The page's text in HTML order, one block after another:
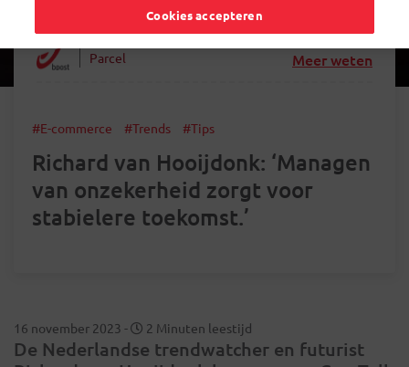
Parcel Meer weten
#E-commerce #Trends #Tips
Richard van Hooijdonk: ‘Managen
van onzekerheid zorgt voor
stabielere toekomst.’
16 november 2023 - 2 Minuten leestijd
De Nederlandse trendwatcher en futurist
Cookies accepteren